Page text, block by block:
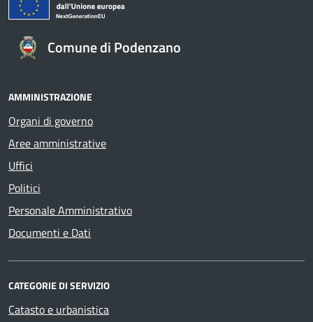
Comune di Podenzano
AMMINISTRAZIONE
Organi di governo
Aree amministrative
Uffici
Politici
Personale Amministrativo
Documenti e Dati
CATEGORIE DI SERVIZIO
Catasto e urbanistica